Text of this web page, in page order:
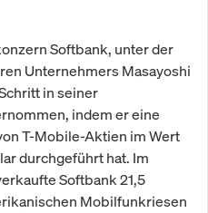
Softbank, unter der
Unternehmers Masayoshi
in seiner
indem er eine
T-Mobile-Aktien im Wert
durchgeführt hat. Im
Softbank 21,5
Mobilfunkriesen